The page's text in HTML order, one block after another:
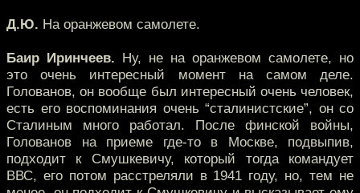
Д.Ю. На оранжевом самолете.
Баир Иринчеев. Ну, не на оранжевом самолете, но
это очень интересный момент на самом деле.
Голованов, он вообще был интересный очень человек,
есть его воспоминания очень “сталинистские”, он со
Сталиным много работал. После финской войны,
Голованов на приеме где-то в Москве, подвыпив,
подходит к Смушкевичу, который тогда командует
ВВС, его потом расстреляли в 1941 году, но, тем не